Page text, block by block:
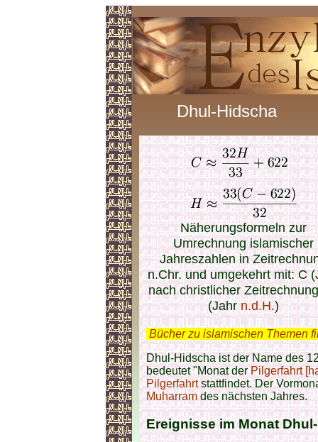
Dhul-Hidscha
Näherungsformeln zur
Umrechnung islamischer
Jahreszahlen in
n.Chr. und umgekehrt mit: C
nach christlicher
(Jahrn.d.H.)
Bücher zu islamischen Themen
Dhul-Hidscha ist der Name des
bedeutet "Monat derPilgerfahrt
Pilgerfahrtstattfindet. Der
Muharramdes nächsten Jahres.
Ereignisse im Monat